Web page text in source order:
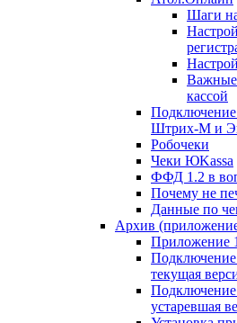
Шаги на
Важные
кассой
Штрих-М и
Робочеки
Чеки ЮKassa
ФФД 1.2 в
Почему не
Данные по
Архив
Приложение
текущая
устаревшая